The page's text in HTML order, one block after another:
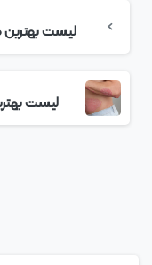
بخوانید